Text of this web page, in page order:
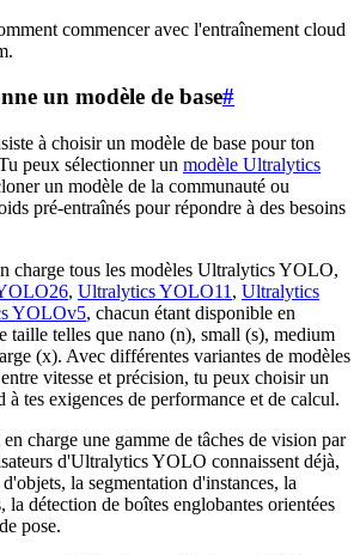
commencer avec l'entraînement cloud
un modèle de base#
à choisir un modèle de base pour ton
peux sélectionner un modèle Ultralytics
un modèle de la communauté ou
pré-entraînés pour répondre à des besoins
charge tous les modèles Ultralytics YOLO,
, Ultralytics YOLO11 , Ultralytics
YOLOv5, chacun étant disponible en
taille telles que nano (n), small (s), medium
(x). Avec différentes variantes de modèles
vitesse et précision, tu peux choisir un
à tes exigences de performance et de calcul.
charge une gamme de tâches de vision par
d'Ultralytics YOLO connaissent déjà,
la segmentation d'instances, la
la détection de boîtes englobantes orientées
pose.